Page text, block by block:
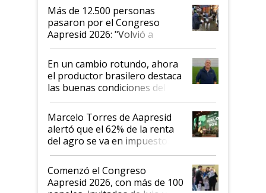
Más de 12.500 personas
pasaron por el Congreso
Aapresid 2026: "Volvió a
demostrar que hablar del
suelo es hablar de todo el
sistema productivo"
En un cambio rotundo, ahora
el productor brasilero destaca
las buenas condiciones del
agro argentino para invertir:
"Los veo más motivados"
Marcelo Torres de Aapresid
alertó que el 62% de la renta
del agro se va en impuestos:
"No es bueno que en
Argentina se sigan discutiendo
las mismas cosas de hace 50
años"
Comenzó el Congreso
Aapresid 2026, con más de 100